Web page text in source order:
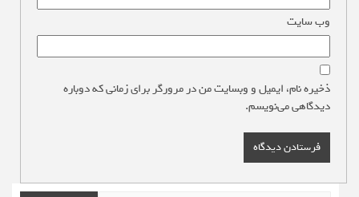
وب‌ سایت
ذخیره نام، ایمیل و وبسایت من در مرورگر برای زمانی که دوباره
دیدگاهی می‌نویسم.